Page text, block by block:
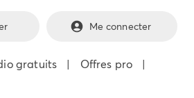
Me connecter
gratuits | Offres pro
|